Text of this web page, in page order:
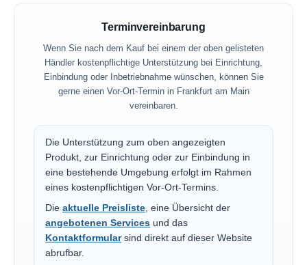
Terminvereinbarung
Wenn Sie nach dem Kauf bei einem der oben gelisteten
Händler kostenpflichtige Unterstützung bei Einrichtung,
Einbindung oder Inbetriebnahme wünschen, können Sie
gerne einen Vor-Ort-Termin in Frankfurt am Main
vereinbaren.
Die Unterstützung zum oben angezeigten
Produkt, zur Einrichtung oder zur Einbindung in
eine bestehende Umgebung erfolgt im Rahmen
eines kostenpflichtigen Vor-Ort-Termins.
Die aktuelle Preisliste, eine Übersicht der
angebotenen Services und das
Kontaktformularsind direkt auf dieser Website
abrufbar.